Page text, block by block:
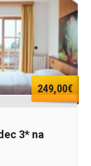
249,00€
3* na